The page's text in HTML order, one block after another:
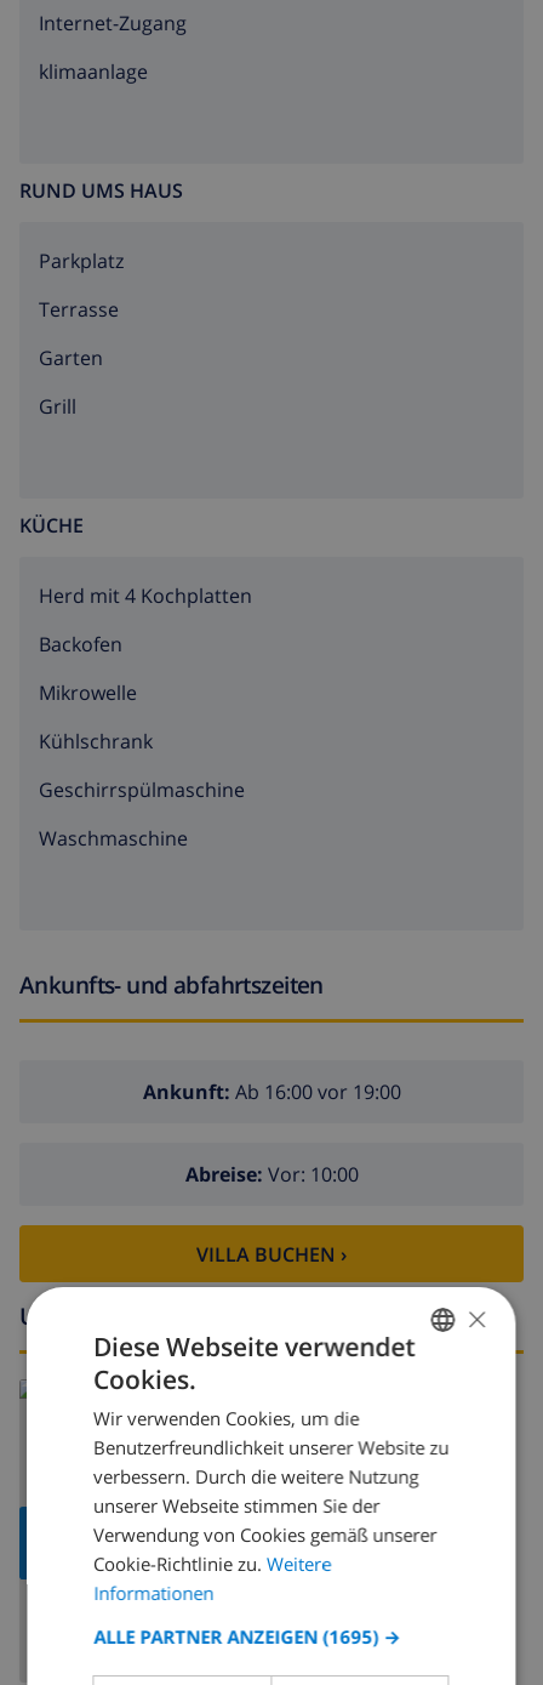
Anfrage. Der Besitzer akzeptiert keine Jugendgruppen.
Internet-Zugang
klimaanlage
RUND UMS HAUS
Parkplatz
Terrasse
Garten
Grill
KÜCHE
Herd mit 4 Kochplatten
Backofen
Mikrowelle
Kühlschrank
Geschirrspülmaschine
Waschmaschine
Ankunfts- und abfahrtszeiten
Ankunft: Ab 16:00 vor 19:00
Abreise: Vor: 10:00
VILLA BUCHEN ›
Umgebung
KARTE
ANZEIGEN
Lesen Sie mehr über:
Spanien>Costa Blanca>DUTCH
SPANISH
GERMAN
ITALIAN
DANISH
×
Diese Webseite verwendet
Cookies.
Wir verwenden Cookies, um die
Benutzerfreundlichkeit unserer Website zu
verbessern. Durch die weitere Nutzung
unserer Webseite stimmen Sie der
Verwendung von Cookies gemäß unserer
Cookie-Richtlinie zu. Weitere
Informationen
ALLE PARTNER ANZEIGEN (1695) →